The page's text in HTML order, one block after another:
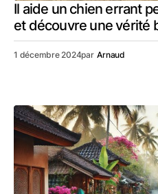
Il aide un chien errant
et découvre une vérité
1 décembre 2024par Arnaud